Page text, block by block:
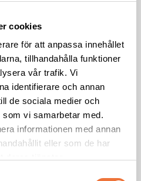
cookies
för att anpassa innehållet
tillhandahålla funktioner
vår trafik. Vi
identifierare och annan
de sociala medier och
vi samarbetar med.
informationen med annan
eller som de har
från 4Dogs i enlighet med